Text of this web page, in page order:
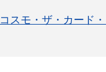
コスモ・ザ・カード